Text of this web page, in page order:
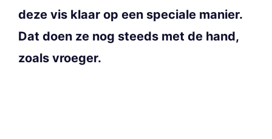
deze vis klaar op een speciale manier.
Dat doen ze nog steeds met de hand,
zoals vroeger.